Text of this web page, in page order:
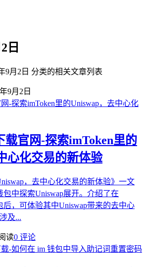
日
9月2日 分类的相关文章列表
9月2日
载官网-探索imToken里的
心化交易的新体验
，去中心化交易的新体验》一文
包中探索Uniswap展开。介绍了在
后，可体验其中Uniswap带来的去中心
及...
读0 评论